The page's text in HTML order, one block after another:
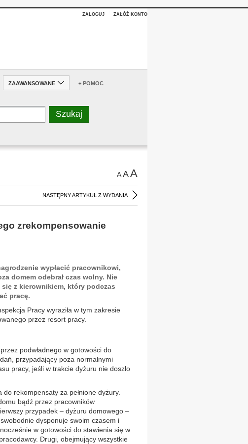
ZALOGUJ ZAŁÓŻ KONTO
ZAAWANSOWANE + POMOC
AAA
NASTĘPNY ARTYKUŁ Z WYDANIA
zrekompensowanie
wypłacić pracownikowi,
domem odebrał czas wolny. Nie
z kierownikiem, który podczas
pracę.
Pracy wyraziła w tym zakresie
przez resort pracy.
podwładnego w gotowości do
przypadający poza normalnymi
pracy, jeśli w trakcie dyżuru nie doszło
rekompensaty za pełnione dyżury.
bądź przez pracowników
przypadek – dyżuru domowego –
dysponuje swoim czasem i
w gotowości do stawienia się w
Drugi, obejmujący wszystkie